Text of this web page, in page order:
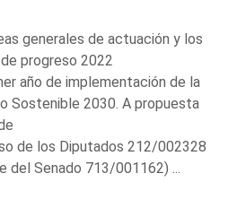
generales de actuación y los
progreso 2022
año de implementación de la
Sostenible 2030. A propuesta
de los Diputados 212/002328
del Senado 713/001162) ...